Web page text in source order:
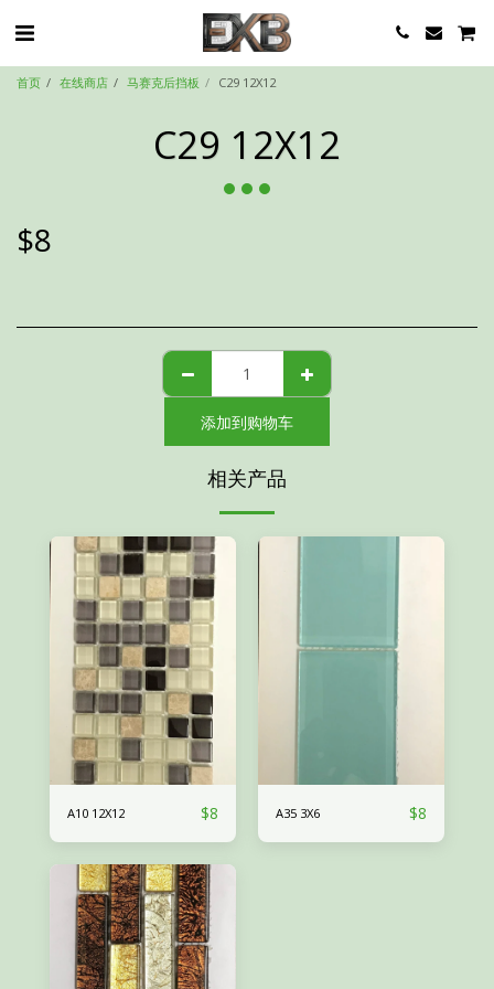
首页 在线商店 马赛克后挡板 C29 12X12
C29 12X12
$8
添加到购物车
相关产品
A10 12X12 $8 A35 3X6 $8